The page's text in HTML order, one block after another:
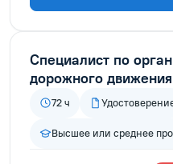
Специалист по
дорожного движения
72 ч
Высшее или среднее